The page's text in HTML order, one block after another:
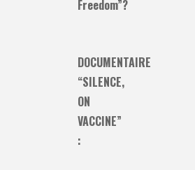
Freedom”?
DOCUMENTAIRE
“SILENCE,
ON
VACCINE”
: